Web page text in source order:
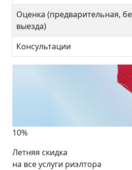
Оценка (предварительная,
выезда)
Консультации
10%
Летняя скидка
на все услуги риэлтора